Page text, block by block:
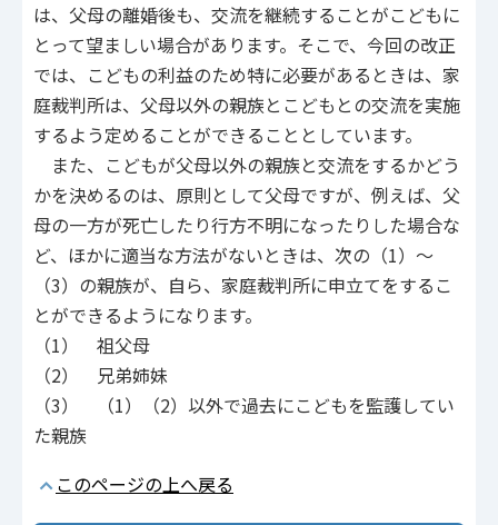
は、父母の離婚後も、交流を継続することがこどもに
とって望ましい場合があります。そこで、今回の改正
では、こどもの利益のため特に必要があるときは、家
庭裁判所は、父母以外の親族とこどもとの交流を実施
するよう定めることができることとしています。
また、こどもが父母以外の親族と交流をするかどう
かを決めるのは、原則として父母ですが、例えば、父
母の一方が死亡したり行方不明になったりした場合な
ど、ほかに適当な方法がないときは、次の（1）～
（3）の親族が、自ら、家庭裁判所に申立てをするこ
とができるようになります。
（1） 祖父母
（2） 兄弟姉妹
（3） （1）（2）以外で過去にこどもを監護してい
た親族
このページの上へ戻る